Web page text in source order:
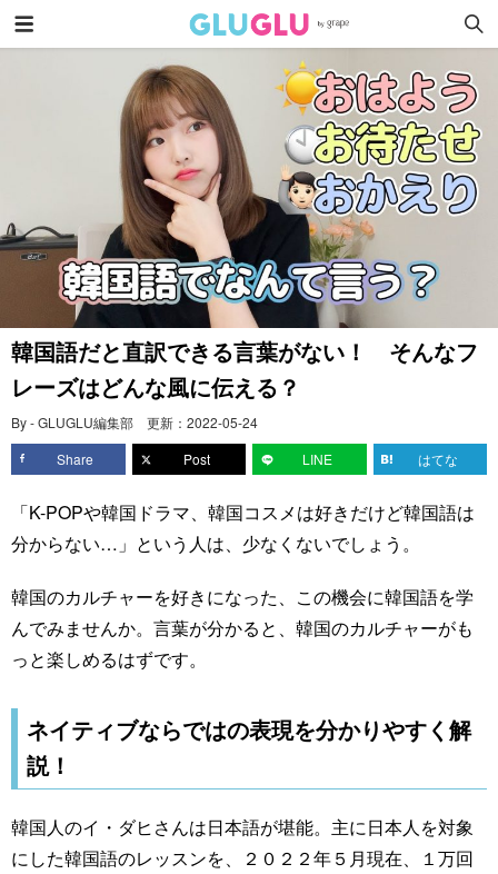
韓国語だと直訳できる言葉がない！ そんなフ
レーズはどんな風に伝える？
By - GLUGLU編集部 更新： 2022-05-24
Share
Post LINE はてな
「K-POPや韓国ドラマ、韓国コスメは好きだけど韓国語は
分からない…」という人は、少なくないでしょう。
韓国のカルチャーを好きになった、この機会に韓国語を学
んでみませんか。言葉が分かると、韓国のカルチャーがも
っと楽しめるはずです。
ネイティブならではの表現を分かりやすく解
説！
韓国人のイ・ダヒさんは日本語が堪能。主に日本人を対象
にした韓国語のレッスンを、２０２２年５月現在、１万回